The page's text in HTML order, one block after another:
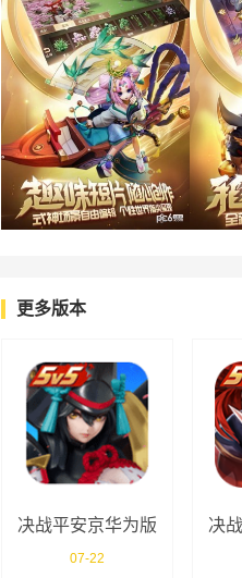
更多版本
决战平安京华为版
07-22
决